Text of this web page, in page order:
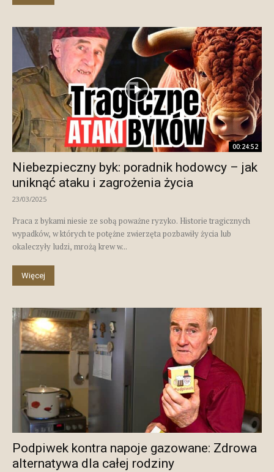
00:24:52
Niebezpieczny byk: poradnik hodowcy – jak
uniknąć ataku i zagrożenia życia
23/03/2025
Praca z bykami niesie ze sobą poważne ryzyko. Historie tragicznych
wypadków, w których te potężne zwierzęta pozbawiły życia lub
okaleczyły ludzi, mrożą krew w...
Więcej
Podpiwek kontra napoje gazowane: Zdrowa
alternatywa dla całej rodziny